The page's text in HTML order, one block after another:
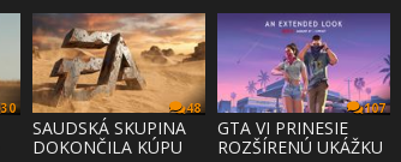
30 48
SAUDSKÁ SKUPINA
DOKONČILA KÚPU
107
GTA VI PRINESIE
ROZŠÍRENÚ UKÁŽKU